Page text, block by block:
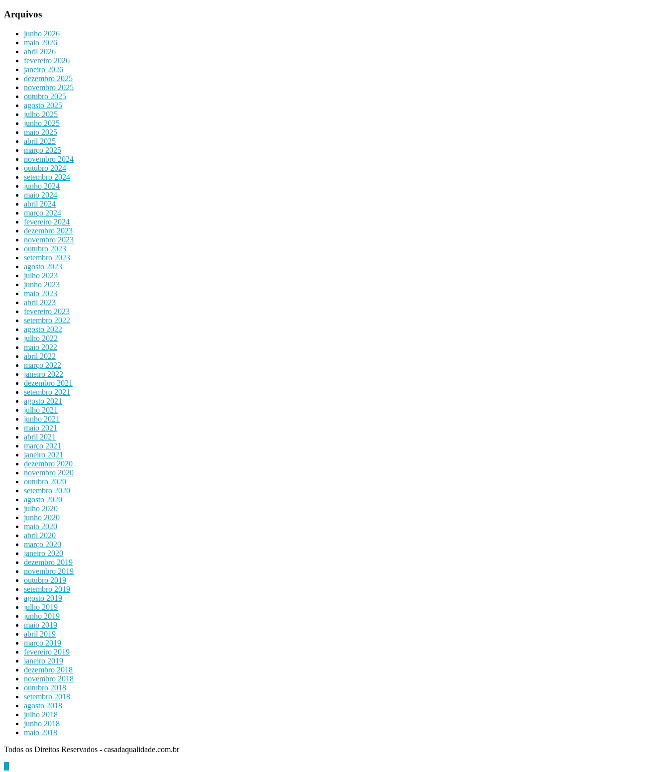
Arquivos
junho 2026
maio 2026
abril 2026
fevereiro 2026
janeiro 2026
dezembro 2025
novembro 2025
outubro 2025
agosto 2025
julho 2025
junho 2025
maio 2025
abril 2025
março 2025
novembro 2024
outubro 2024
setembro 2024
junho 2024
maio 2024
abril 2024
março 2024
fevereiro 2024
dezembro 2023
novembro 2023
outubro 2023
setembro 2023
agosto 2023
julho 2023
junho 2023
maio 2023
abril 2023
fevereiro 2023
setembro 2022
agosto 2022
julho 2022
maio 2022
abril 2022
março 2022
janeiro 2022
dezembro 2021
setembro 2021
agosto 2021
julho 2021
junho 2021
maio 2021
abril 2021
março 2021
janeiro 2021
dezembro 2020
novembro 2020
outubro 2020
setembro 2020
agosto 2020
julho 2020
junho 2020
maio 2020
abril 2020
março 2020
janeiro 2020
dezembro 2019
novembro 2019
outubro 2019
setembro 2019
agosto 2019
julho 2019
junho 2019
maio 2019
abril 2019
março 2019
fevereiro 2019
janeiro 2019
dezembro 2018
novembro 2018
outubro 2018
setembro 2018
agosto 2018
julho 2018
junho 2018
maio 2018
Todos os Direitos Reservados - casadaqualidade.com.br